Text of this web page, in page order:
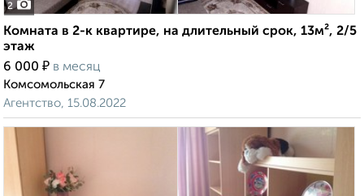
2
Комната в 2-к квартире, на длительный срок, 13м², 2/5
этаж
6 000 ₽ в месяц
Комсомольская 7
Агентство, 15.08.2022